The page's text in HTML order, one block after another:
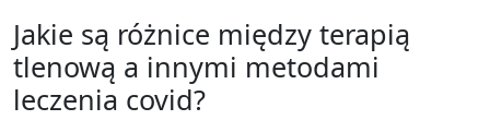
Jakie są różnice między terapią
tlenową a innymi metodami
leczenia covid?